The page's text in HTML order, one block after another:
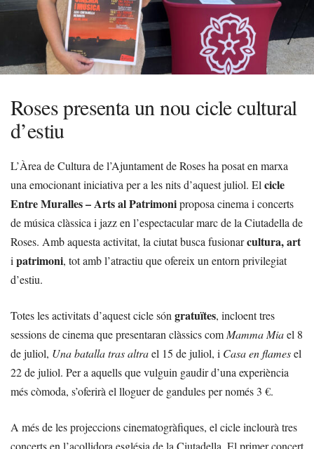
Roses presenta un nou cicle cultural
d’estiu
L’Àrea de Cultura de l’Ajuntament de Roses ha posat en marxa
una emocionant iniciativa per a les nits d’aquest juliol. El cicle
Entre Muralles – Arts al Patrimoniproposa cinema i concerts
de música clàssica i jazz en l’espectacular marc de la Ciutadella de
Roses. Amb aquesta activitat, la ciutat busca fusionarcultura, art
i patrimoni, tot amb l’atractiu que ofereix un entorn privilegiat
d’estiu.
Totes les activitats d’aquest cicle són gratuïtes, incloent tres
sessions de cinema que presentaran clàssics com Mamma Miael 8
de juliol, Una batalla tras altrael 15 de juliol, i Casa en flamesel
22 de juliol. Per a aquells que vulguin gaudir d’una experiència
més còmoda, s’oferirà el lloguer de gandules per només 3 €.
A més de les projeccions cinematogràfiques, el cicle inclourà tres
concerts en l’acollidora església de la Ciutadella. El primer concert